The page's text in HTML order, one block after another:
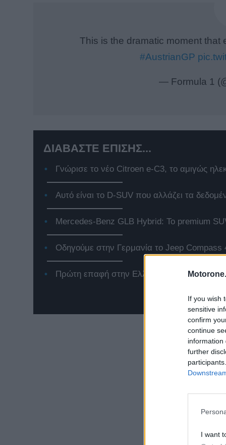
If you wish
sensitive
confirm
continue
information
further
I want
This is the dramatic moment that
#AustrianGP
— Formula 1
ΔΙΑΒΑΣΤΕ ΕΠΙΣΗΣ...
Γνώρισε το νέο Citroen e-C3, το αμιγώς
Αυτό είναι το D-SUV που αλλάζει τα
Mercedes-Benz GLB Hybrid: Το premium
Οδηγούμε στην Γερμανία το Jeep Compass
Πρώτη επαφή στην Ελλάδα με το νέο